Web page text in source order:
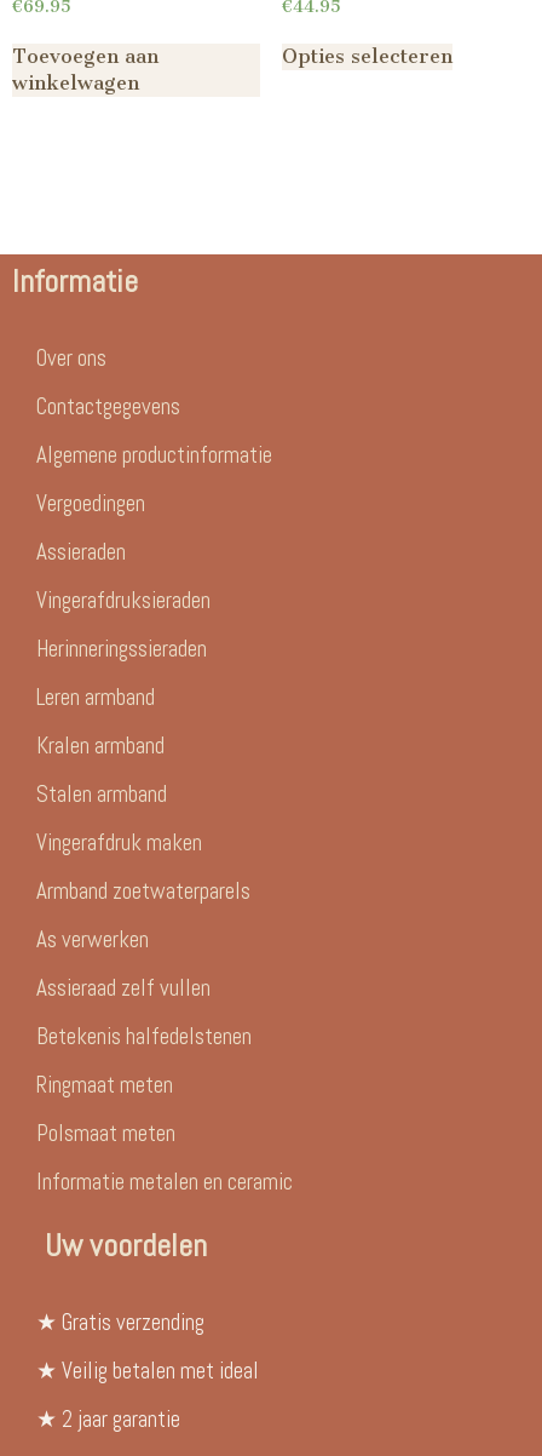
€69.95
Toevoegen aan
winkelwagen
€44.95
Opties selecteren
Informatie
Over ons
Contactgegevens
Algemene productinformatie
Vergoedingen
Assieraden
Vingerafdruksieraden
Herinneringssieraden
Leren armband
Kralen armband
Stalen armband
Vingerafdruk maken
Armband zoetwaterparels
As verwerken
Assieraad zelf vullen
Betekenis halfedelstenen
Ringmaat meten
Polsmaat meten
Informatie metalen en ceramic
Uw voordelen
★ Gratis verzending
★ Veilig betalen met ideal
★ 2 jaar garantie